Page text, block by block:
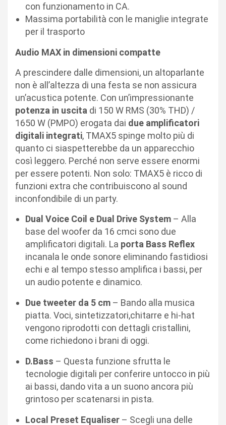
con funzionamento in CA.
Massima portabilità con le maniglie integrate
per il trasporto
Audio MAX in dimensioni compatte
A prescindere dalle dimensioni, un altoparlante
non è all’altezza di una festa se non assicura
un’acustica potente. Con un’impressionante
potenza in uscita di 150 W RMS (30% THD) /
1650 W (PMPO) erogata dai due amplificatori
digitali integrati, TMAX5 spinge molto più di
quanto ci siaspetterebbe da un apparecchio
così leggero. Perché non serve essere enormi
per essere potenti. Non solo: TMAX5 è ricco di
funzioni extra che contribuiscono al sound
inconfondibile di un party.
Dual Voice Coil e Dual Drive System – Alla
base del woofer da 16 cmci sono due
amplificatori digitali. La porta Bass Reflex
incanala le onde sonore eliminando fastidiosi
echi e al tempo stesso amplifica i bassi, per
un audio potente e dinamico.
Due tweeter da 5 cm – Bando alla musica
piatta. Voci, sintetizzatori,chitarre e hi-hat
vengono riprodotti con dettagli cristallini,
come richiedono i brani di oggi.
D.Bass – Questa funzione sfrutta le
tecnologie digitali per conferire untocco in più
ai bassi, dando vita a un suono ancora più
grintoso per scatenarsi in pista.
Local Preset Equaliser – Scegli una delle